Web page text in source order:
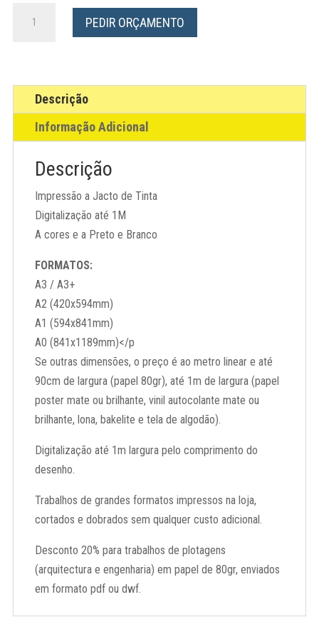
Grandes
Formatos
PEDIR ORÇAMENTO
Descrição
Informação Adicional
Descrição
Impressão a Jacto de Tinta
Digitalização até 1M
A cores e a Preto e Branco
FORMATOS:
A3 / A3+
A2 (420x594mm)
A1 (594x841mm)
A0 (841x1189mm)</p
Se outras dimensões, o preço é ao metro linear e até
90cm de largura (papel 80gr), até 1m de largura (papel
poster mate ou brilhante, vinil autocolante mate ou
brilhante, lona, bakelite e tela de algodão).
Digitalização até 1m largura pelo comprimento do
desenho.
Trabalhos de grandes formatos impressos na loja,
cortados e dobrados sem qualquer custo adicional.
Desconto 20% para trabalhos de plotagens
(arquitectura e engenharia) em papel de 80gr, enviados
em formato pdf ou dwf.